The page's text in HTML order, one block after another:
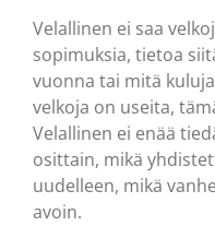
Velallinen ei saa
sopimuksia, tietoa
vuonna tai mitä
velkoja on useita,
Velallinen ei enää
osittain, mikä
uudelleen, mikä
avoin.